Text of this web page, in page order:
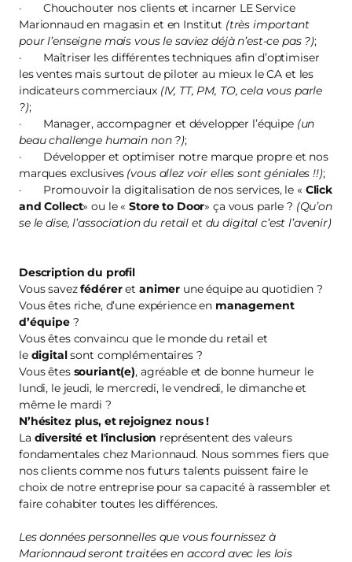
· Chouchouter nos clients et incarner LE Service
Marionnaud en magasin et en Institut (très important
pour l’enseigne mais vous le saviez déjà n’est-ce pas ?);
· Maîtriser les différentes techniques afin d’optimiser
les ventes mais surtout de piloter au mieux le CA et les
indicateurs commerciaux (IV, TT, PM, TO, cela vous parle
?);
· Manager, accompagner et développer l’équipe (un
beau challenge humain non ?);
· Développer et optimiser notre marque propre et nos
marques exclusives (vous allez voir elles sont géniales !!);
· Promouvoir la digitalisation de nos services, le « Click
and Collect» ou le «Store to Door» ça vous parle ? (Qu’on
se le dise, l’association du retail et du digital c’est l’avenir)
Description du profil
Vous savezfédéreret animer une équipe au quotidien ?
Vous êtes riche, d’une expérience en management
d’équipe ?
Vous êtes convaincu que le monde du retail et
le digitalsont complémentaires ?
Vous êtes souriant(e), agréable et de bonne humeur le
lundi, le jeudi, le mercredi, le vendredi, le dimanche et
même le mardi ?
N’hésitez plus, et rejoignez nous!
La diversité et l'inclusion représentent des valeurs
fondamentales chez Marionnaud. Nous sommes fiers que
nos clients comme nos futurs talents puissent faire le
choix de notre entreprise pour sa capacité à rassembler et
faire cohabiter toutes les différences.
Les données personnelles que vous fournissez à
Marionnaud seront traitées en accord avec les lois